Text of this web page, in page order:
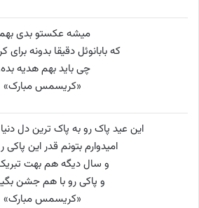
میشه عکستو بدی
که بابانوئل دقیقا بدونه
چی باید بهم هدیه
«کریسمس مبارک»
این عید پاک رو به پاک ترین دل
امیدوارم بتونم قدر این پاکی
و سال دیگه هم بهت
و پاکی رو با هم جشن
«کریسمس مبارک»